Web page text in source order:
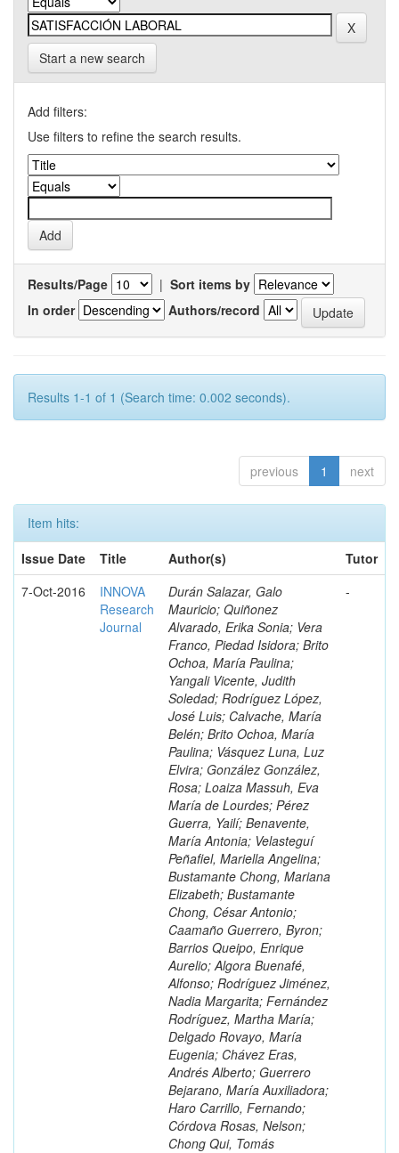
Start a new search
Add filters:
Use filters to refine the search results.
Results/Page | Sort items by
In order
Authors/record
Results 1-1 of 1 (Search time: 0.002 seconds).
previous 1 next
Item hits:
Issue Date
Title Author(s)
Tutor
7-Oct-2016
INNOVA
Research
Journal
Durán Salazar, Galo
Mauricio; Quiñonez
Alvarado, Erika Sonia; Vera
Franco, Piedad Isidora; Brito
Ochoa, María Paulina;
Yangali Vicente, Judith
Soledad; Rodríguez López,
José Luis; Calvache, María
Belén; Brito Ochoa, María
Paulina; Vásquez Luna, Luz
Elvira; González González,
Rosa; Loaiza Massuh, Eva
María de Lourdes; Pérez
Guerra, Yailí; Benavente,
María Antonia; Velasteguí
Peñafiel, Mariella Angelina;
Bustamante Chong, Mariana
Elizabeth; Bustamante
Chong, César Antonio;
Caamaño Guerrero, Byron;
Barrios Queipo, Enrique
Aurelio; Algora Buenafé,
Alfonso; Rodríguez Jiménez,
Nadia Margarita; Fernández
Rodríguez, Martha María;
Delgado Rovayo, María
Eugenia; Chávez Eras,
Andrés Alberto; Guerrero
Bejarano, María Auxiliadora;
Haro Carrillo, Fernando;
Córdova Rosas, Nelson;
Chong Qui, Tomás
-